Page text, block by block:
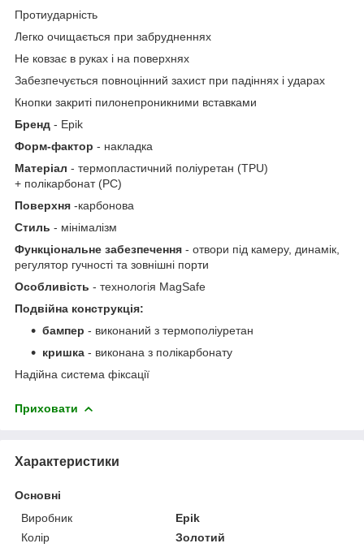
Протиударність
Легко очищається при забрудненнях
Не ковзає в руках і на поверхнях
Забезпечується повноцінний захист при падіннях і ударах
Кнопки закриті пилонепроникними вставками
Бренд - Epik
Форм-фактор - накладка
Матеріал - термопластичний поліуретан (TPU)
+ полiкарбонат (PC)
Поверхня -карбонова
Стиль - мінімалізм
Функціональне забезпечення - отвори під камеру, динамік,
регулятор гучності та зовнішні порти
Особливість - технологія MagSafe
Подвійна конструкція:
бампер - виконаний з термополiуретан
кришка - виконана з полікарбонату
Надійна система фіксації
Приховати
Характеристики
Основні
Виробник
Epik
Колір
Золотий